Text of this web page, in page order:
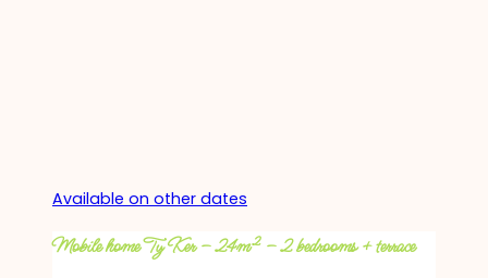
Available on other dates
Mobile home Ty Ker – 24m² – 2 bedrooms + terrace